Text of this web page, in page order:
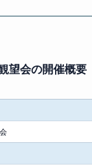
望会の開催概要